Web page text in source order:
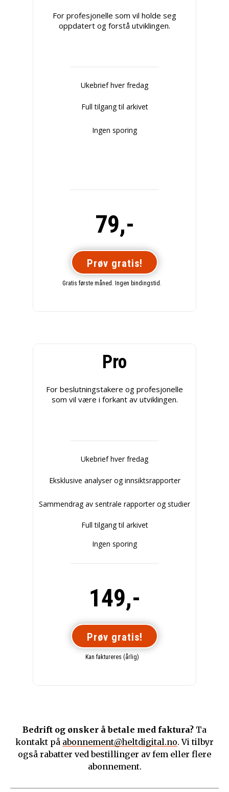
For profesjonelle som vil holde seg
oppdatert og forstå utviklingen.
Ukebrief hver fredag
Full tilgang til arkivet
Ingen sporing
79,-
Prøv gratis!
Gratis første måned. Ingen bindingstid.
Pro
For beslutningstakere og profesjonelle
som vil være i forkant av utviklingen.
Ukebrief hver fredag
Eksklusive analyser og innsiktsrapporter
Sammendrag av sentrale rapporter og studier
Full tilgang til arkivet
Ingen sporing
149,-
Prøv gratis!
Kan faktureres (årlig)
Bedrift og ønsker å betale med faktura? Ta
kontakt på abonnement@heltdigital.no. Vi tilbyr
også rabatter ved bestillinger av fem eller flere
abonnement.